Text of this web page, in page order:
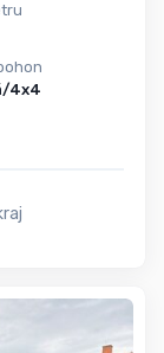
4x4